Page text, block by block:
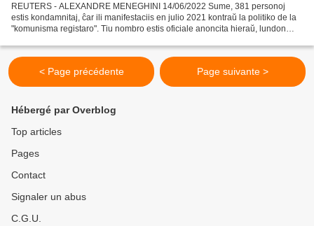
REUTERS - ALEXANDRE MENEGHINI 14/06/2022 Sume, 381 personoj
estis kondamnitaj, ĉar ili manifestaciis en julio 2021 kontraŭ la politiko de la
"komunisma registaro". Tiu nombro estis oficiale anoncita hieraŭ, lundon
< Page précédente Page suivante >
Hébergé par Overblog
Top articles
Pages
Contact
Signaler un abus
C.G.U.